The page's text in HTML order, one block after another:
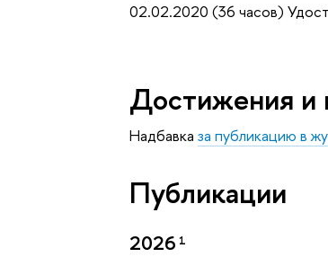
02.02.2020 (36 часов)
Достижения и
Надбавказа публикацию в
Публикации
2026 1